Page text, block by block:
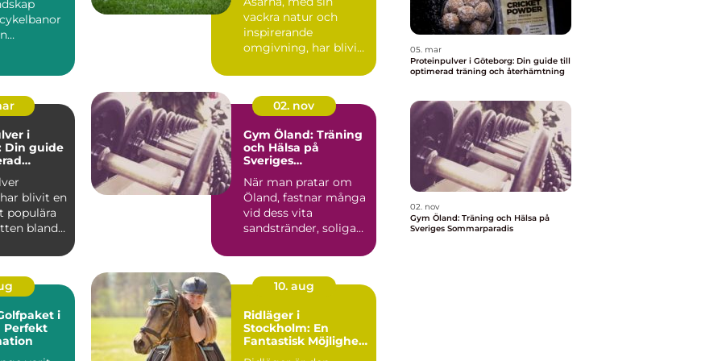
vackra natur och
inspirerande
omgivning, har blivit
destinatio...
i
Din guide
blivit en
populära
bland
02. nov
Gym Öland: Träning
och Hälsa på
Sveriges
När man pratar om
Öland, fastnar många
vid dess vita
sandstränder, soliga
i
Perfekt
10. aug
Ridläger i
Stockholm: En
Fantastisk Möjlighet
05. mar
Proteinpulver i Göteborg: Din guide till
optimerad träning och återhämtning
02. nov
Gym Öland: Träning och Hälsa på
Sveriges Sommarparadis